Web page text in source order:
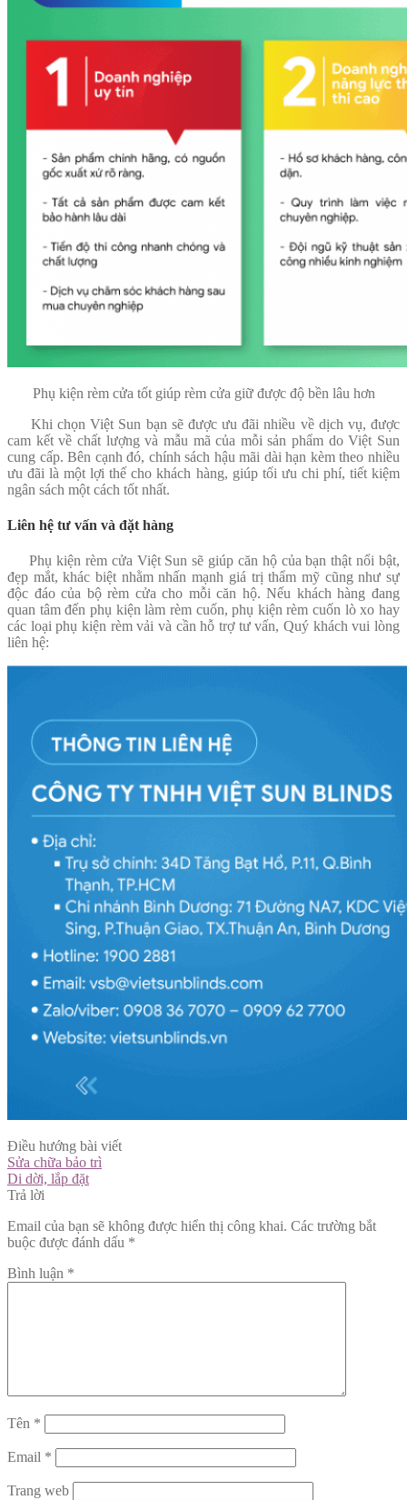
Phụ kiện rèm cửa tốt giúp rèm cửa giữ được độ bền lâu hơn
Khi chọn Việt Sun bạn sẽ được ưu đãi nhiều về dịch vụ, được
cam kết về chất lượng và mẫu mã của mỗi sản phẩm do Việt Sun
cung cấp. Bên cạnh đó, chính sách hậu mãi dài hạn kèm theo nhiều
ưu đãi là một lợi thế cho khách hàng, giúp tối ưu chi phí, tiết kiệm
ngân sách một cách tốt nhất.
Liên hệ tư vấn và đặt hàng
Phụ kiện rèm cửa Việt Sun sẽ giúp căn hộ của bạn thật nổi bật,
đẹp mắt, khác biệt nhằm nhấn mạnh giá trị thẩm mỹ cũng như sự
độc đáo của bộ rèm cửa cho mỗi căn hộ. Nếu khách hàng đang
quan tâm đến phụ kiện làm rèm cuốn, phụ kiện rèm cuốn lò xo hay
các loại phụ kiện rèm vải và cần hỗ trợ tư vấn, Quý khách vui lòng
liên hệ:
Điều hướng bài viết
Sửa chữa bảo trì
Di dời, lắp đặt
Trả lời
Email của bạn sẽ không được hiển thị công khai. Các trường bắt
buộc được đánh dấu *
Bình luận *
Tên *
Email *
Trang web